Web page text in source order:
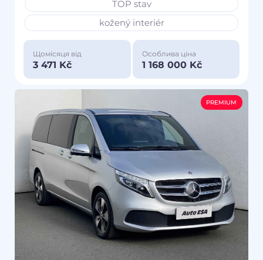
TOP stav
kožený interiér
Щомісяця від
3 471 Kč
Особлива ціна
1 168 000 Kč
PREMIUM